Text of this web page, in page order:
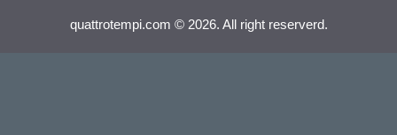
quattrotempi.com © 2026. All right reserverd.